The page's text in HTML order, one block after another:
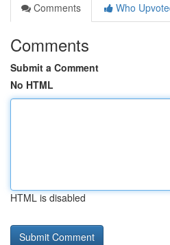
Comments
Who
Comments
Submit a Comment
No HTML
HTML is disabled